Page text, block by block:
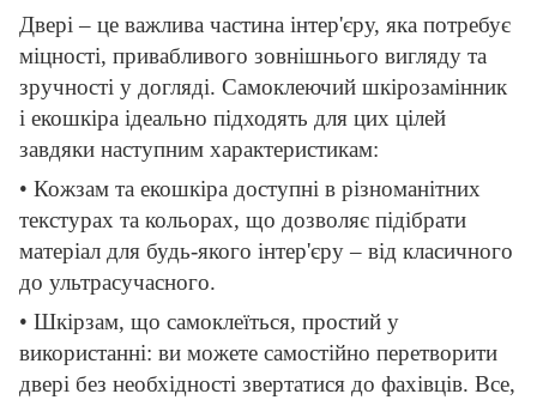
Двері – це важлива частина інтер'єру, яка потребує
міцності, привабливого зовнішнього вигляду та
зручності у догляді. Самоклеючий шкірозамінник
і екошкіра ідеально підходять для цих цілей
завдяки наступним характеристикам:
• Кожзам та екошкіра доступні в різноманітних
текстурах та кольорах, що дозволяє підібрати
матеріал для будь-якого інтер'єру – від класичного
до ультрасучасного.
• Шкірзам, що самоклеїться, простий у
використанні: ви можете самостійно перетворити
двері без необхідності звертатися до фахівців. Все,